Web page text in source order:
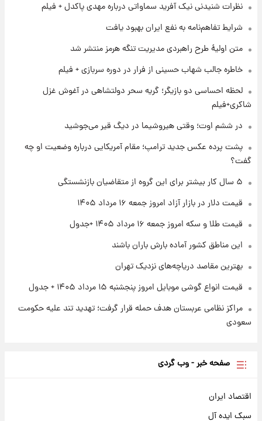
شد؛ تیکدری، محبی و سرگیف با اعداد ویژه
جزئیات فعال‌سازی «کیف پول ایران» اعلام
شد+فیلم
۱ روز پیش
امروز پنجشنبه ۱۵ مرداد ۱۴۰۵ +جدول
۱ روز پیش
۱ روز پیش
شد
نظرات شنیدنی نیک آفرید سماواتی درباره مهدی پاکدل + فیلم
شرایط تفاهم‌نامه به نفع ایران بهبود یافت
متن اولیۀ طرح راهبردی مدیریت تنگه هرمز منتشر شد
خاطره جالب شهاب حسینی از فرار در دوره سربازی + فیلم
لحظه احساسی دو بازیگر؛ گریه سحر دولتشاهی در آغوش غزل
شاکری+فیلم
در ششم اوت؛ وقتی هیروشیما در دیگ قیر می‌جوشید
پشت پرده عکس جدید ترامپ؛ مقام آمریکایی درباره وضعیت او چه
گفت؟
۵ سال کار بیشتر برای این گروه از متقاضیان بازنشستگی
قیمت دلار در بازار آزاد امروز جمعه ۱۶ مرداد ۱۴۰۵
قیمت طلا و سکه امروز جمعه ۱۶ مرداد ۱۴۰۵ +جدول
این مناطق کشور آماده بارش باران باشند
بهترین مقاصد دریاچه‌های نزدیک تهران
قیمت انواع گوشی موبایل امروز پنجشنبه ۱۵ مرداد ۱۴۰۵ + جدول
مراکز نظامی عربستان هدف حمله قرار گرفت؛ تهدید تند علیه حکومت
سعودی
صفحه خبر - وب گردی
اقتصاد ایران
سبک ایده آل